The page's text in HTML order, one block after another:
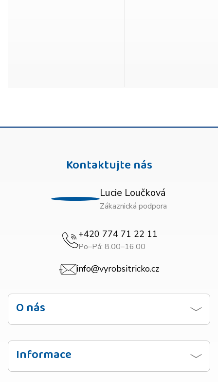
Kontaktujte nás
Lucie Loučková
Zákaznická podpora
+420 774 71 22 11
Po–Pá: 8.00–16.00
info@vyrobsitricko.cz
O nás
Kontaktujte nás
Zásady ochrany osobních údajů
Informace
Návod na praní